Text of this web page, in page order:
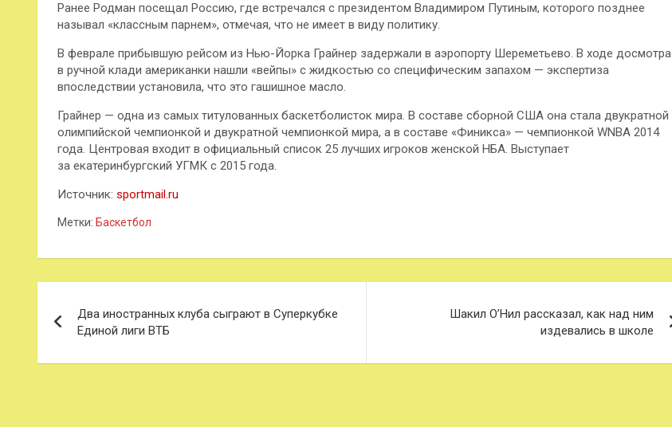
Ранее Родман посещал Россию, где встречался с президентом Владимиром Путиным, которого позднее
называл «классным парнем», отмечая, что не имеет в виду политику.
В феврале прибывшую рейсом из Нью-Йорка Грайнер задержали в аэропорту Шереметьево. В ходе досмотра
в ручной клади американки нашли «вейпы» с жидкостью со специфическим запахом — экспертиза
впоследствии установила, что это гашишное масло.
Грайнер — одна из самых титулованных баскетболисток мира. В составе сборной США она стала двукратной
олимпийской чемпионкой и двукратной чемпионкой мира, а в составе «Финикса» — чемпионкой WNBA 2014
года. Центровая входит в официальный список 25 лучших игроков женской НБА. Выступает
за екатеринбургский УГМК с 2015 года.
Источник: sportmail.ru
Метки: Баскетбол
по
записям
Два иностранных клуба сыграют в Суперкубке
Единой лиги ВТБ
Шакил О’Нил рассказал, как над ним
издевались в школе